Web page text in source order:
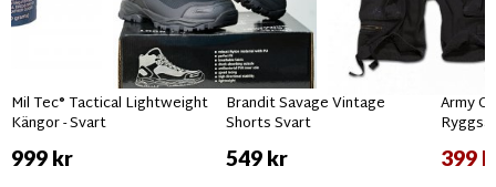
Mil Tec® Tactical Lightweight
Kängor - Svart
999 kr
Brandit Savage Vintage
Shorts Svart
549 kr
Army
399